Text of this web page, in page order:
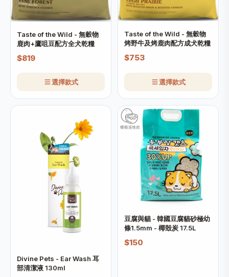
Taste of the Wild - 無穀物
鹿肉+鷹咀豆配方全犬乾糧
$819
選擇款式
Taste of the Wild - 無穀物
烤野牛及烤鹿肉配方成犬乾糧
$753
選擇款式
Divine Pets - Ear Wash 耳
部清潔液 130ml
豆腐與貓 - 韓國豆腐貓砂極幼
條1.5mm - 椰殼炭 17.5L
$150